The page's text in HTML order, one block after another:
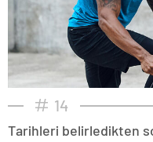
14
Tarihleri belirledikten